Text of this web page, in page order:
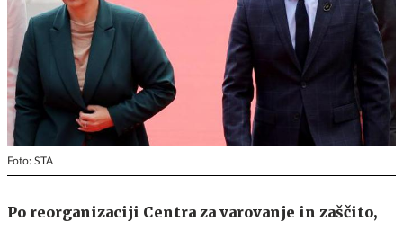
Foto: STA
Po reorganizaciji Centra za varovanje in zaščito,